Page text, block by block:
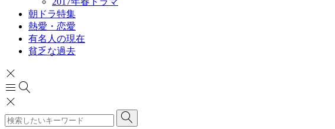
朝ドラ特集
熱愛・恋愛
有名人の現在
貧乏な過去